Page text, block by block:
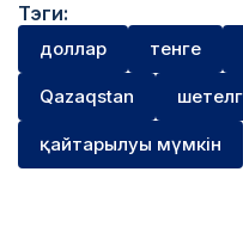
Тэги:
доллар тенге
Qazaqstan
қайтарылуы мүмкін